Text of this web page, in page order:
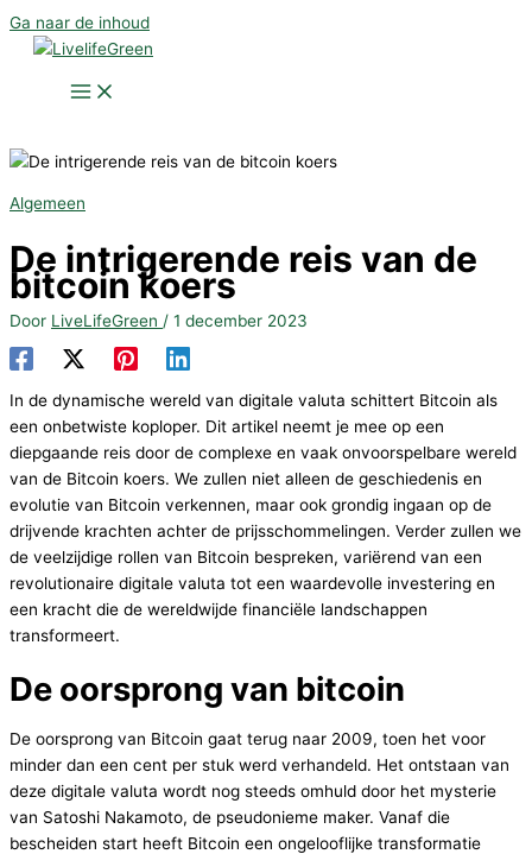
Ga naar de inhoud
Algemeen
De intrigerende reis van de
bitcoin koers
Door LiveLifeGreen / 1 december 2023
In de dynamische wereld van digitale valuta schittert Bitcoin als
een onbetwiste koploper. Dit artikel neemt je mee op een
diepgaande reis door de complexe en vaak onvoorspelbare wereld
van de Bitcoin koers. We zullen niet alleen de geschiedenis en
evolutie van Bitcoin verkennen, maar ook grondig ingaan op de
drijvende krachten achter de prijsschommelingen. Verder zullen we
de veelzijdige rollen van Bitcoin bespreken, variërend van een
revolutionaire digitale valuta tot een waardevolle investering en
een kracht die de wereldwijde financiële landschappen
transformeert.
De oorsprong van bitcoin
De oorsprong van Bitcoin gaat terug naar 2009, toen het voor
minder dan een cent per stuk werd verhandeld. Het ontstaan van
deze digitale valuta wordt nog steeds omhuld door het mysterie
van Satoshi Nakamoto, de pseudonieme maker. Vanaf die
bescheiden start heeft Bitcoin een ongelooflijke transformatie